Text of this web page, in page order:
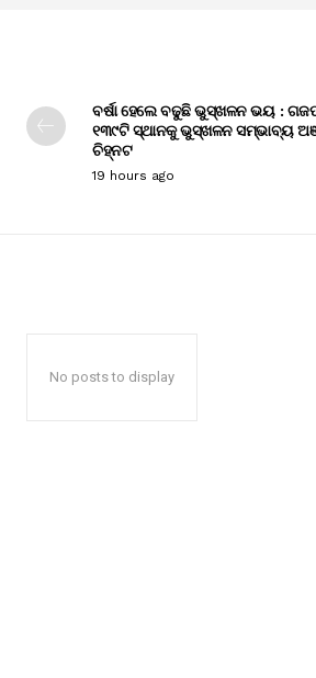
ବର୍ଷା ହେଲେ ବଢୁଛି ଭୁସ୍ଖଳନ ଭୟ :
୧୩୯ଟି ସ୍ଥାନକୁ ଭୁସ୍ଖଳନ ସମ୍ଭାବ୍ୟ
ଚିହ୍ନଟ
19 hours ago
No posts to display